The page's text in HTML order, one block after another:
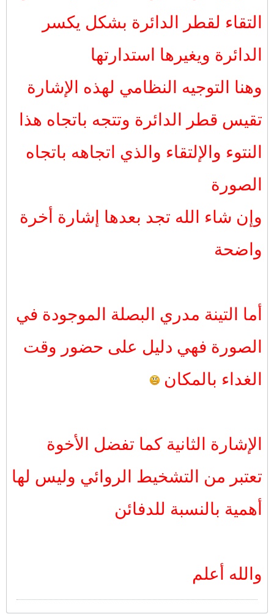
التقاء لقطر الدائرة بشكل يكسر
الدائرة ويغيرها استدارتها
وهنا التوجيه النظامي لهذه الإشارة
تقيس قطر الدائرة وتتجه باتجاه هذا
النتوء والإلتقاء والذي اتجاهه باتجاه
الصورة
وإن شاء الله تجد بعدها إشارة أخرة
واضحة
أما التينة مدري البصلة الموجودة في
الصورة فهي دليل على حضور وقت
الغداء بالمكان
الإشارة الثانية كما تفضل الأخوة
تعتبر من التشخيط الروائي وليس لها
أهمية بالنسبة للدفائن
والله أعلم